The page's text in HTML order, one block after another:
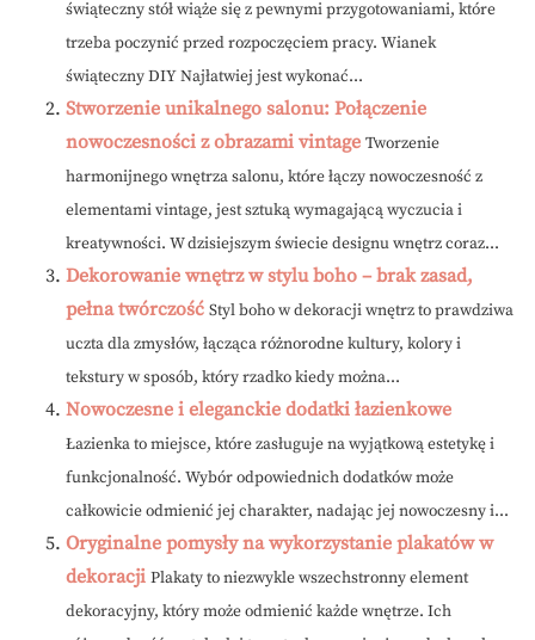
świąteczny stół wiąże się z pewnymi przygotowaniami, które
trzeba poczynić przed rozpoczęciem pracy. Wianek
świąteczny DIY Najłatwiej jest wykonać...
Stworzenie unikalnego salonu: Połączenie
nowoczesności z obrazami vintage Tworzenie
harmonijnego wnętrza salonu, które łączy nowoczesność z
elementami vintage, jest sztuką wymagającą wyczucia i
kreatywności. W dzisiejszym świecie designu wnętrz coraz...
Dekorowanie wnętrz w stylu boho – brak zasad,
pełna twórczość Styl boho w dekoracji wnętrz to prawdziwa
uczta dla zmysłów, łącząca różnorodne kultury, kolory i
tekstury w sposób, który rzadko kiedy można...
Nowoczesne i eleganckie dodatki łazienkowe
Łazienka to miejsce, które zasługuje na wyjątkową estetykę i
funkcjonalność. Wybór odpowiednich dodatków może
całkowicie odmienić jej charakter, nadając jej nowoczesny i...
Oryginalne pomysły na wykorzystanie plakatów w
dekoracji Plakaty to niezwykle wszechstronny element
dekoracyjny, który może odmienić każde wnętrze. Ich